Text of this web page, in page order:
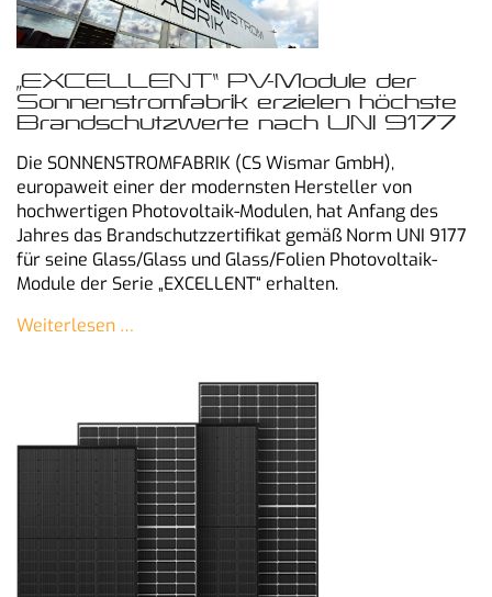
„EXCELLENT“ PV-Module der
Sonnenstromfabrik erzielen höchste
Brandschutzwerte nach UNI 9177
Die SONNENSTROMFABRIK (CS Wismar GmbH),
europaweit einer der modernsten Hersteller von
hochwertigen Photovoltaik-Modulen, hat Anfang des
Jahres das Brandschutzzertifikat gemäß Norm UNI 9177
für seine Glass/Glass und Glass/Folien Photovoltaik-
Module der Serie „EXCELLENT“ erhalten.
Weiterlesen …